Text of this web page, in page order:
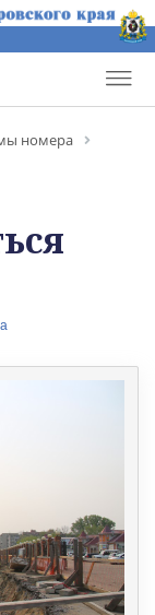
номера